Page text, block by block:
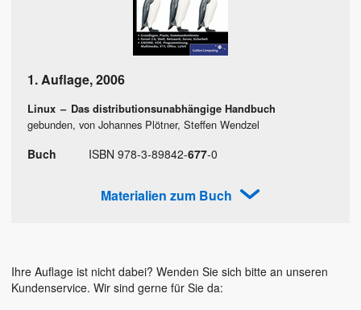
1. Auflage,2006
Linux – Das distributionsunabhängige Handbuch
gebunden, von Johannes Plötner, Steffen Wendzel
Buch ISBN 978-3-89842-677-0
Materialien zum Buch
Ihre Auflage ist nicht dabei? Wenden Sie sich bitte an unseren
Kundenservice. Wir sind gerne für Sie da: